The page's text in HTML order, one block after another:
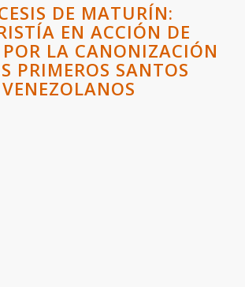
DE MATURÍN:
EN ACCIÓN DE
LA CANONIZACIÓN
PRIMEROS SANTOS
VENEZOLANOS